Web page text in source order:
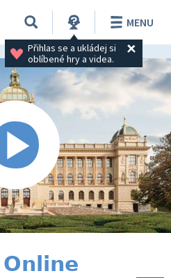
Přihlas se a ukládej si
oblíbené hry a videa.
MENU